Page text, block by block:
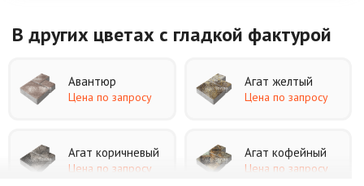
В других цветах с гладкой фактурой
Авантюр
Цена по запросу
Агат желтый
Цена по запросу
Агат коричневый
Цена по запросу
Агат кофейный
Цена по запросу